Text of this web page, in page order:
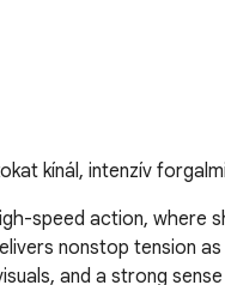
kínál, intenzív
speed action, where
nonstop tension
and a strong